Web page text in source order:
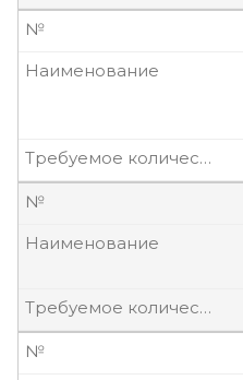
№
Наименование
Требуемое количество, шт
№
Наименование
Требуемое количество, шт
№